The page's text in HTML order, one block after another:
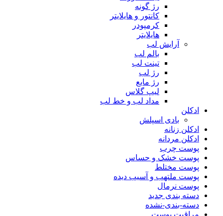
رژ گونه
کانتور و هایلایتر
کرمپودر
هایلایتر
آرایش لب
بالم لب
تینت لب
رژ لب
رژ مایع
لیپ گلاس
مداد لب و خط لب
ادکلن
بادی اسپلش
ادکلن زنانه
ادکلن مردانه
پوست چرب
پوست خشک و حساس
پوست مختلط
پوست ملتهب و آسیب دیده
پوست نرمال
دسته بندی جدید
دسته-بندی-نشده